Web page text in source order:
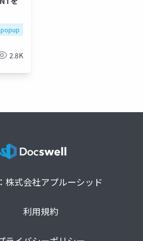
popup
2.8K
株式会社アプルーシッド
利用規約